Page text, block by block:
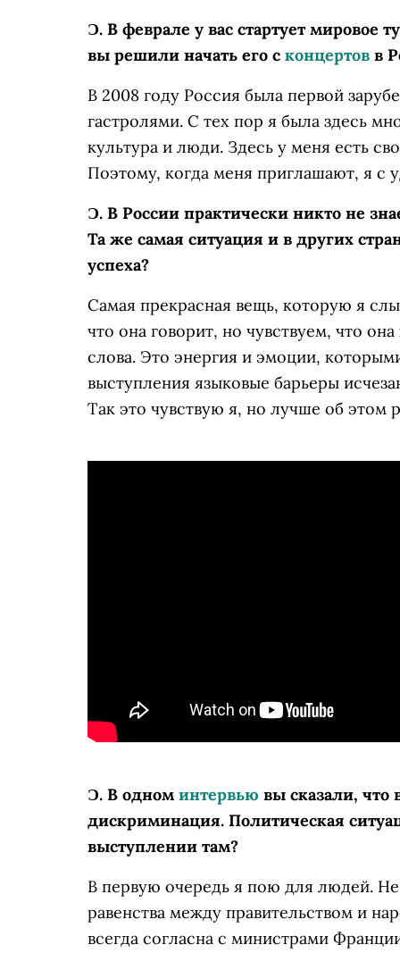
Ɔ. В феврале у вас стартует
вы решили начать его с концертов в
В 2008 году Россия была первой
гастролями. С тех пор я была здесь
культура и люди. Здесь у меня есть
Поэтому, когда меня приглашают, я с
Ɔ. В России практически никто не
Та же самая ситуация и в других
успеха?
Самая прекрасная вещь, которую я
что она говорит, но чувствуем, что
слова. Это энергия и эмоции,
выступления языковые барьеры
Так это чувствую я, но лучше об этом
Ɔ. В одном интервью вы сказали, что
дискриминация. Политическая
выступлении там?
В первую очередь я пою для людей. Не
равенства между правительством и
всегда согласна с министрами